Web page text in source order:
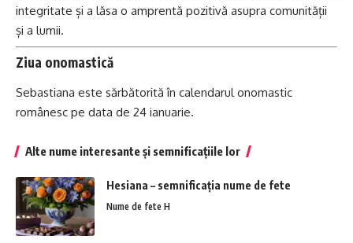
integritate și a lăsa o amprentă pozitivă asupra comunității
și a lumii.
Ziua onomastică
Sebastiana este sărbătorită în calendarul onomastic
românesc pe data de 24 ianuarie.
Alte nume interesante și semnificațiile lor
Hesiana – semnificația nume de fete
Nume de fete H